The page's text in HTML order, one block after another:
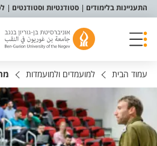
תפריט נגישות
התעניינות בלימודים סטודנטיות וסטודנטים
עמוד הבית למועמדים ולמועמדות